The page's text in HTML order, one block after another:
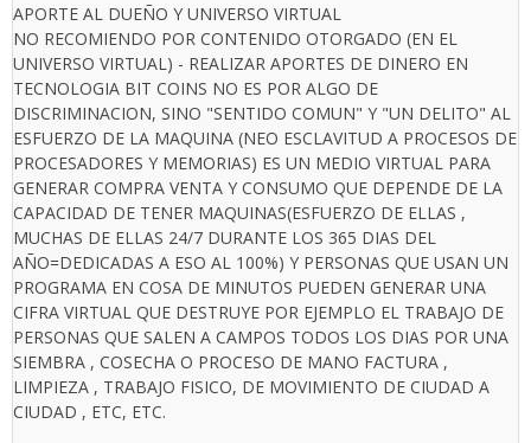
APORTE AL DUEÑO Y UNIVERSO VIRTUAL
NO RECOMIENDO POR CONTENIDO OTORGADO (EN EL
UNIVERSO VIRTUAL) - REALIZAR APORTES DE DINERO EN
TECNOLOGIA BIT COINS NO ES POR ALGO DE
DISCRIMINACION, SINO "SENTIDO COMUN" Y "UN DELITO" AL
ESFUERZO DE LA MAQUINA (NEO ESCLAVITUD A PROCESOS DE
PROCESADORES Y MEMORIAS) ES UN MEDIO VIRTUAL PARA
GENERAR COMPRA VENTA Y CONSUMO QUE DEPENDE DE LA
CAPACIDAD DE TENER MAQUINAS(ESFUERZO DE ELLAS ,
MUCHAS DE ELLAS 24/7 DURANTE LOS 365 DIAS DEL
AÑO=DEDICADAS A ESO AL 100%) Y PERSONAS QUE USAN UN
PROGRAMA EN COSA DE MINUTOS PUEDEN GENERAR UNA
CIFRA VIRTUAL QUE DESTRUYE POR EJEMPLO EL TRABAJO DE
PERSONAS QUE SALEN A CAMPOS TODOS LOS DIAS POR UNA
SIEMBRA , COSECHA O PROCESO DE MANO FACTURA ,
LIMPIEZA , TRABAJO FISICO, DE MOVIMIENTO DE CIUDAD A
CIUDAD , ETC, ETC.